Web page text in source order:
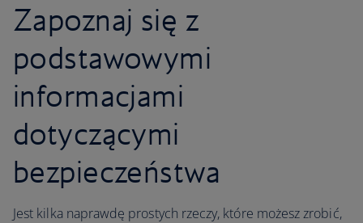
Zapoznaj się z
podstawowymi
informacjami
dotyczącymi
bezpieczeństwa
Jest kilka naprawdę prostych rzeczy, które możesz zrobić,